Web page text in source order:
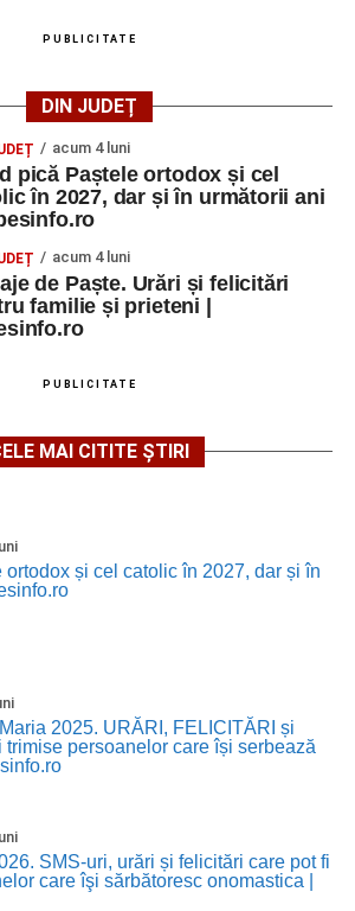
PUBLICITATE
DIN JUDEȚ
acum 4 luni
pică Paștele ortodox și cel
în 2027, dar și în următorii ani
acum 4 luni
de Paște. Urări și felicitări
familie și prieteni |
PUBLICITATE
MAI CITITE ȘTIRI
și cel catolic în 2027, dar și în
2025. URĂRI, FELICITĂRI și
trimise persoanelor care își serbează
SMS-uri, urări și felicitări care pot fi
care îşi sărbătoresc onomastica |